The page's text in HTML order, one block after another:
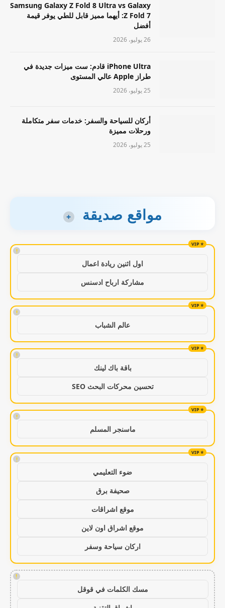
Samsung Galaxy Z Fold 8 Ultra vs Galaxy
Z Fold 7: أيهما مميز قابل للطي يوفر قيمة
أفضل
26 يوليو، 2026
iPhone Ultra قادم: ست ميزات جديدة في
طراز Apple عالي المستوى
25 يوليو، 2026
أركان للسياحة والسفر: خدمات سفر متكاملة
ورحلات مميزة
25 يوليو، 2026
مواقع صديقة +
!
اول اثنين ريادة اعمال
مشاركة ارباح ادسنس
!
عالم الشباب
!
باقة باك لينك
تحسين محركات البحث SEO
!
ماسنجر المسلم
!
ضوء التعليمي
صحيفة برق
موقع اشراقات
موقع اشراق اون لاين
اركان سياحة وسفر
!
مسك الكلمات في قوقل